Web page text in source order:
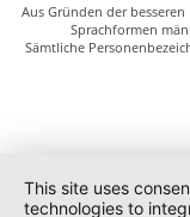
Aus Gründen der
Sprachformen
Sämtliche
This site uses
technologies to